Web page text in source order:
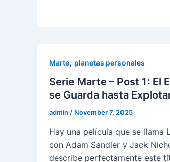
Marte, planetas personales
Serie Marte – Post 1: El
se Guarda hasta
admin / November 7, 2025
Hay una película que se llama
con Adam Sandler y Jack
describe perfectamente este